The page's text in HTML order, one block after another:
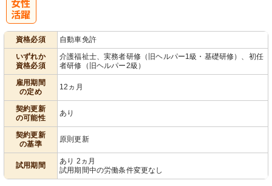
資格必須
自動車免許
いずれか
資格必須
介護福祉士、実務者研修（旧ヘルパー1級・基礎研修）、初任
者研修（旧ヘルパー2級）
雇用期間
の定め
12ヵ月
契約更新
の可能性
あり
契約更新
の基準
原則更新
試用期間
あり 2ヵ月
試用期間中の労働条件変更なし